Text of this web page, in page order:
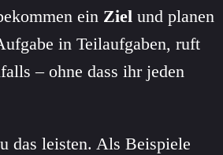
ein Ziel und planen
in Teilaufgaben, ruft
– ohne dass ihr jeden
das leisten. Als Beispiele